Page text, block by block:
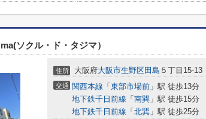
ソクル・ド・タジマ）
住所 大阪府大阪市生野区田島 ５丁目15-13
交通 関西本線 「 東部市場前 」駅 徒歩13分
地下鉄千日前線 「 南巽 」駅 徒歩15分
地下鉄千日前線 「 北巽 」駅 徒歩25分